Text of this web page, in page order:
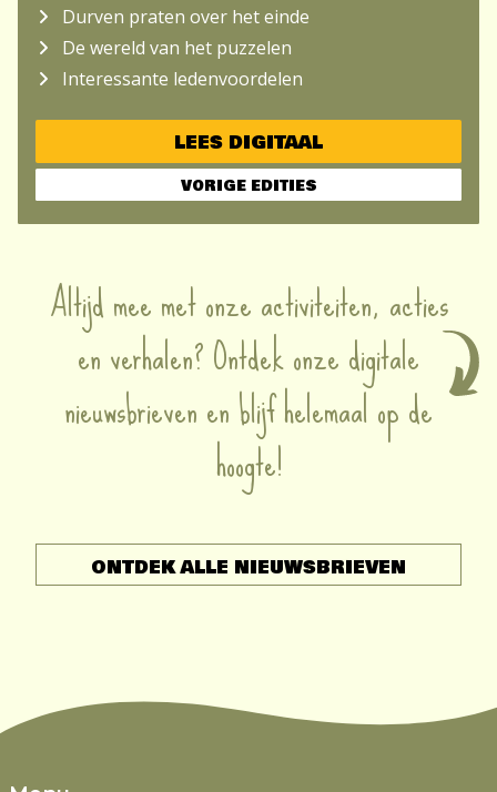
Durven praten over het einde
De wereld van het puzzelen
Interessante ledenvoordelen
LEES DIGITAAL
VORIGE EDITIES
Altijd mee met onze activiteiten, acties
en verhalen? Ontdek onze digitale
nieuwsbrieven en blijf helemaal op de
hoogte!
ONTDEK ALLE NIEUWSBRIEVEN